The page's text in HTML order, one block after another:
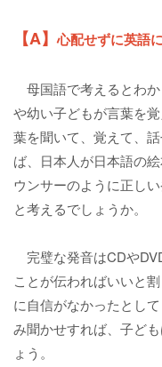
【A】心配せずに英語
母国語で考えるとわ
や幼い子どもが言葉を
葉を聞いて、覚えて、
ば、日本人が日本語の
ウンサーのように正し
と考えるでしょうか。
完璧な発音はCDや
ことが伝わればいいと
に自信がなかったとし
み聞かせすれば、子ど
ょう。